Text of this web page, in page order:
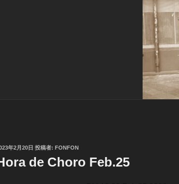
:
年2月20日 投稿者: FONFON
de Choro Feb.25